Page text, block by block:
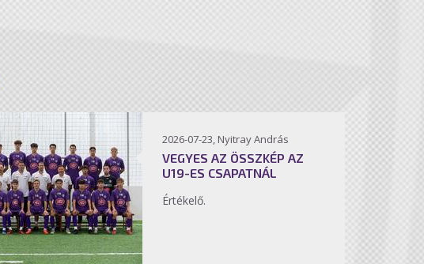
2026-07-23, Nyitray András
VEGYES AZ ÖSSZKÉP AZ
U19-ES CSAPATNÁL
Értékelő.